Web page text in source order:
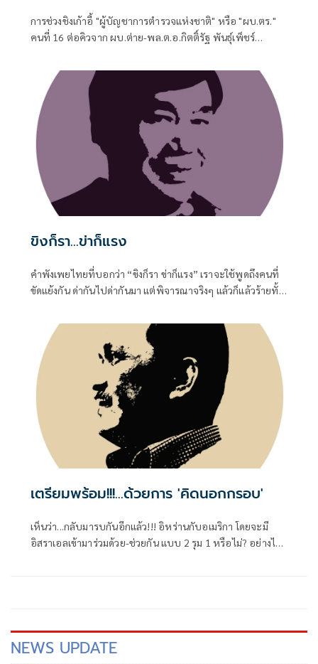
การช่วงชิงเก้าอี้ "ผู้บัญชาการตำรวจแห่งชาติ" หรือ "ผบ.ตร."
คนที่ 16 ต่อคิวจาก ผบ.ต่าย-พล.ต.อ.กิตติ์รัฐ พันธุ์เพ็ชร์
ประเด็นให้มีคู่เทียบให้น่าตื่นเต้น
ขิงก็รา...ข่าก็แรง
คำพังเพยไทยที่บอกว่า “ขิงก็รา ข่าก็แรง” เราจะใช้พูดถึงคนที่
ขัดแย้งกัน ด่ากันไปด่ากันมา แต่พิจารณาจริงๆ แล้วก็แล้วร้ายทั้ง
หลายอย่างที่ไม่ดี
เตรียมพร้อม!!!...ด้วยการ 'คิดนอกกรอบ'
เห็นว่า...กลับมารบกันอีกแล้ว!!! อิหร่านกับอเมริกา โดยจะมี
อิสราเอลเข้ามาร่วมด้วย-ช่วยกัน แบบ 2 รุม 1 หรือไม่? อย่างไร?
NEWS UPDATE